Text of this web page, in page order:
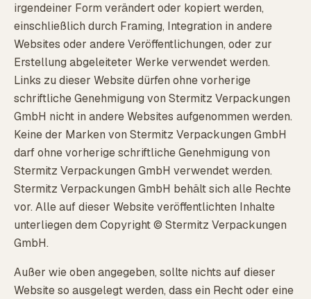
irgendeiner Form verändert oder kopiert werden,
einschließlich durch Framing, Integration in andere
Websites oder andere Veröffentlichungen, oder zur
Erstellung abgeleiteter Werke verwendet werden.
Links zu dieser Website dürfen ohne vorherige
schriftliche Genehmigung von Stermitz Verpackungen
GmbH nicht in andere Websites aufgenommen werden.
Keine der Marken von Stermitz Verpackungen GmbH
darf ohne vorherige schriftliche Genehmigung von
Stermitz Verpackungen GmbH verwendet werden.
Stermitz Verpackungen GmbH behält sich alle Rechte
vor. Alle auf dieser Website veröffentlichten Inhalte
unterliegen dem Copyright © Stermitz Verpackungen
GmbH.
Außer wie oben angegeben, sollte nichts auf dieser
Website so ausgelegt werden, dass ein Recht oder eine